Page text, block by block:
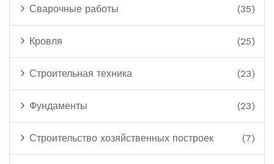
Сварочные работы (35)
Кровля (25)
Строительная техника (23)
Фундаменты (23)
Строительство хозяйственных построек (7)